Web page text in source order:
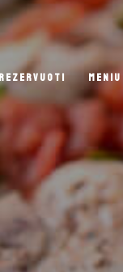
REZERVUOTI MENIU